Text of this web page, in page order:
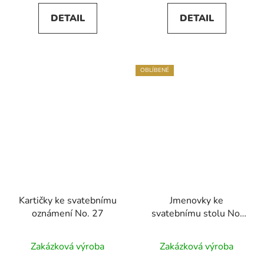
DETAIL
5,0
z
DETAIL
Kartičky ke svatebnímu
oznámení No. 27
Zakázková výroba
OBLÍBENÉ
Jmenovky ke
svatebnímu stolu No.
Zakázková výroba